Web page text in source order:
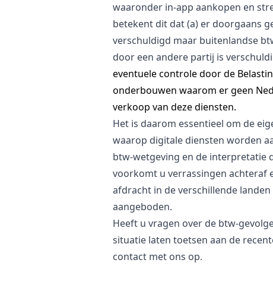
waaronder in-app aankopen en
betekent dit dat (a) er doorgaans
verschuldigd maar buitenlandse
door een andere partij is
eventuele controle door de
onderbouwen waarom er geen
verkoop van deze diensten.
Het is daarom essentieel om de
waarop digitale diensten worden
btw-wetgeving en de interpretatie
voorkomt u verrassingen achteraf
afdracht in de verschillende
aangeboden.
Heeft u vragen over de btw-
situatie laten toetsen aan de
contact met ons op.